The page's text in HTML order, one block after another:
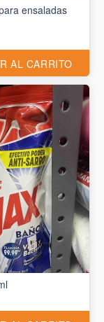
ensaladas
AL CARRITO